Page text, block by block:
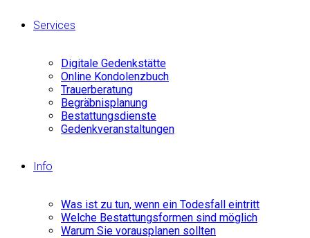
Services
Digitale Gedenkstätte
Online Kondolenzbuch
Trauerberatung
Begräbnisplanung
Bestattungsdienste
Gedenkveranstaltungen
Info
Was ist zu tun, wenn ein Todesfall eintritt
Welche Bestattungsformen sind möglich
Warum Sie vorausplanen sollten